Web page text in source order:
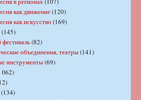
как движение(120)
как искусство (169)
(145)
(82)
объединения, театры(141)
инструменты(69)
062)
(134)